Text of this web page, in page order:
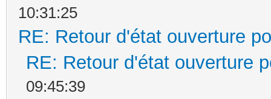
10:31:25
RE: Retour d'état ouverture
RE: Retour d'état ouverture
09:45:39